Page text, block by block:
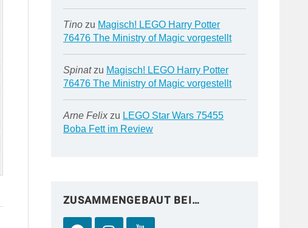
Tinozu Magisch! LEGO Harry Potter
76476 The Ministry of Magic vorgestellt
Spinatzu Magisch! LEGO Harry Potter
76476 The Ministry of Magic vorgestellt
Arne Felixzu LEGO Star Wars 75455
Boba Fett im Review
ZUSAMMENGEBAUT BEI…